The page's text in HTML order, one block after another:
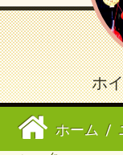
ホ
ホーム /